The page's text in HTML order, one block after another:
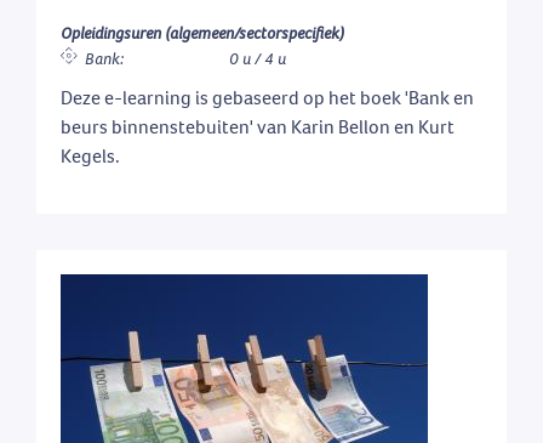
Opleidingsuren (algemeen/sectorspecifiek)
Bank:
0 u / 4 u
Deze e-learning is gebaseerd op het boek 'Bank en
beurs binnenstebuiten' van Karin Bellon en Kurt
Kegels.